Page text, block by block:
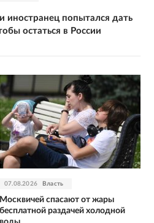
иностранец попытался дать
остаться в России
07.08.2026 Власть
Москвичей спасают от жары
бесплатной раздачей холодной